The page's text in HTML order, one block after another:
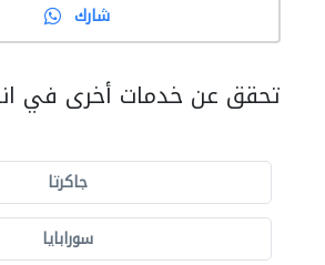
شارك
تحقق عن خدمات أخرى في
جاكرتا
سورابايا